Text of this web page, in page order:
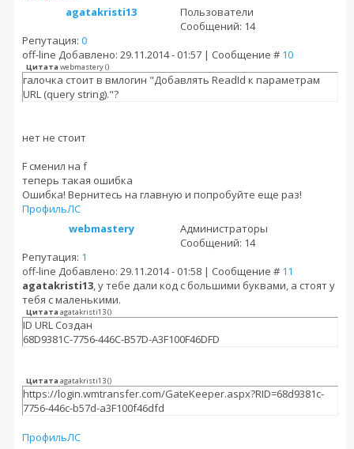
agatakristi13
Пользователи
Сообщений: 14
Репутация: 0
off-line Добавлено: 29.11.2014 - 01:57 | Сообщение # 10
Цитата webmastery()
галочка стоит в вмлогин "Добавлять ReadId к параметрам
URL (query string)."?
нет не стоит
F сменил на f
теперь такая ошибка
Ошибка! Вернитесь на главную и попробуйте еще раз!
ПрофильЛС
webmastery
Администраторы
Сообщений: 14
Репутация: 1
off-line Добавлено: 29.11.2014 - 01:58 | Сообщение # 11
agatakristi13, у тебе дали код с большими буквами, а стоят у
тебя с маленькими.
Цитата agatakristi13()
ID URL Создан
68D9381C-7756-446C-B57D-A3F100F46DFD
Цитата agatakristi13()
https://login.wmtransfer.com/GateKeeper.aspx?RID=68d9381c-
7756-446c-b57d-a3F100f46dfd
ПрофильЛС